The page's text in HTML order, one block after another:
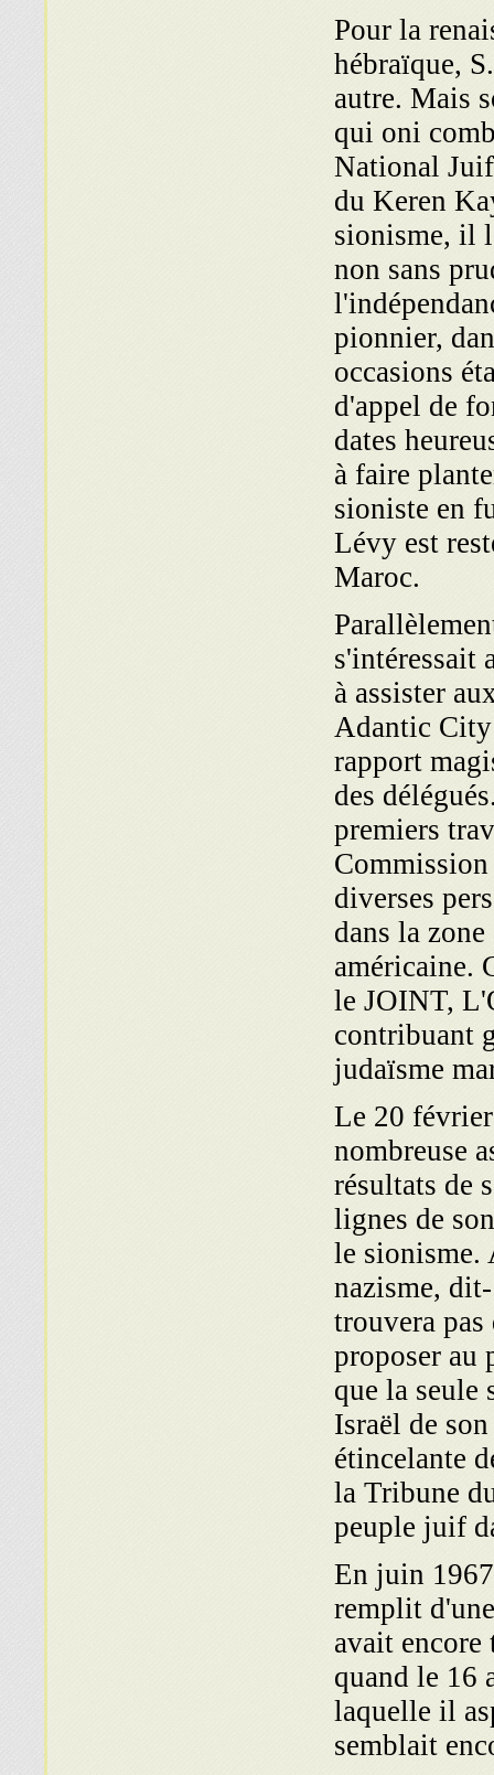
Pour la
hébraïque,
autre. Mais
qui oni
National
du Keren
sionisme, il
non sans
pionnier,
occasions
d'appel de
dates
à faire
sioniste en
Lévy est
Maroc.
s'intéressait
à assister
Adantic City
rapport
des
premiers
diverses
dans la
américaine.
le JOINT,
contribuant
judaïsme
Le 20
nombreuse
résultats de
lignes de
le sionisme.
nazisme,
trouvera
proposer au
que la
Israël de
étincelante
la Tribune
peuple juif
En juin
remplit
avait
quand le 16
laquelle il
semblait